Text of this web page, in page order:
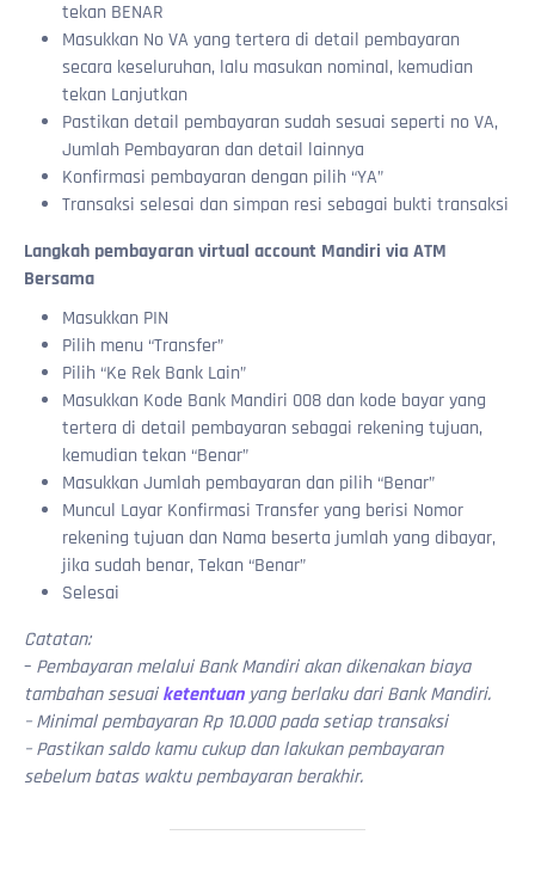
Dari Komplain Jadi Bintang 5
Cara Memberikan Saran Sebagai Penjual
Keamanan
Material Promotions
Export Data Produk
Export Data Price List
Export Data Transaksi
Export Data Riwayat Saldo
Ke mana kode OTP dikirim?
Kenapa saya diminta verifikasi OTP saat login?
Atur Harga Jual
Integrasi API
Integrasi OtomaX
Mulai Berjualan
Referral
Seputar Avatar
tekan BENAR
Masukkan No VA yang tertera di detail pembayaran
secara keseluruhan, lalu masukan nominal, kemudian
tekan Lanjutkan
Pastikan detail pembayaran sudah sesuai seperti no VA,
Jumlah Pembayaran dan detail lainnya
Konfirmasi pembayaran dengan pilih “YA”
Transaksi selesai dan simpan resi sebagai bukti transaksi
Langkah pembayaran virtual account Mandiri via ATM
Bersama
Masukkan PIN
Pilih menu “Transfer”
Pilih “Ke Rek Bank Lain”
Masukkan Kode Bank Mandiri 008 dan kode bayar yang
tertera di detail pembayaran sebagai rekening tujuan,
kemudian tekan “Benar”
Masukkan Jumlah pembayaran dan pilih “Benar”
Muncul Layar Konfirmasi Transfer yang berisi Nomor
rekening tujuan dan Nama beserta jumlah yang dibayar,
jika sudah benar, Tekan “Benar”
Selesai
Catatan:
– Pembayaran melalui Bank Mandiri akan dikenakan biaya
tambahan sesuaiketentuanyang berlaku dari Bank Mandiri.
– Minimal pembayaran Rp 10.000 pada setiap transaksi
– Pastikan saldo kamu cukup dan lakukan pembayaran
sebelum batas waktu pembayaran berakhir.